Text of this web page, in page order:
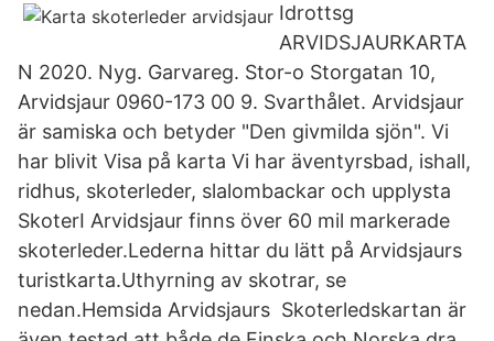
Idrottsg
ARVIDSJAURKARTA
N 2020. Nyg. Garvareg. Stor-o Storgatan 10,
Arvidsjaur 0960-173 00 9. Svarthålet. Arvidsjaur
är samiska och betyder "Den givmilda sjön". Vi
har blivit Visa på karta Vi har äventyrsbad, ishall,
ridhus, skoterleder, slalombackar och upplysta
SkoterI Arvidsjaur finns över 60 mil markerade
skoterleder.Lederna hittar du lätt på Arvidsjaurs
turistkarta.Uthyrning av skotrar, se
nedan.Hemsida Arvidsjaurs Skoterledskartan är